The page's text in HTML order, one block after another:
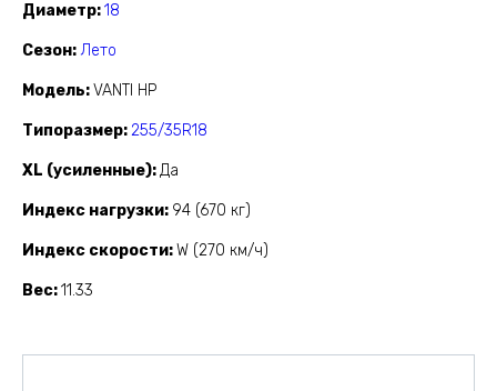
Диаметр 18
Сезон Лето
Модель VANTI HP
Типоразмер 255/35R18
XL (усиленные) Да
Индекс нагрузки 94 (670 кг)
Индекс скорости W (270 км/ч)
Вес 11.33